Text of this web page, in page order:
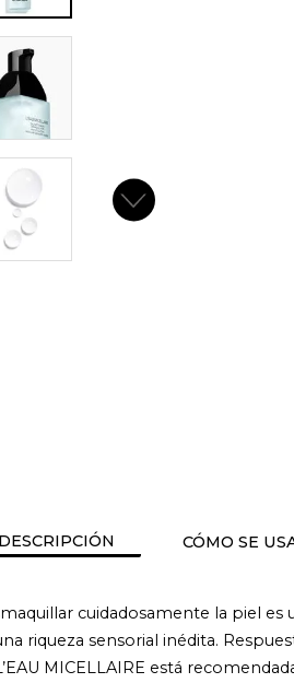
DESCRIPCIÓN CÓMO SE
cuidadosamente la piel es
riqueza sensorial inédita.
MICELLAIRE está